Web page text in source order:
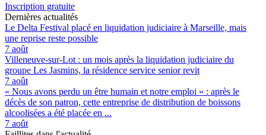
Inscription gratuite
Dernières actualités
Le Delta Festival placé en liquidation judiciaire à Marseille, mais
une reprise reste possible
7 août
Villeneuve-sur-Lot : un mois après la liquidation judiciaire du
groupe Les Jasmins, la résidence service senior revit
7 août
« Nous avons perdu un être humain et notre emploi » : après le
décès de son patron, cette entreprise de distribution de boissons
alcoolisées a été placée en ...
7 août